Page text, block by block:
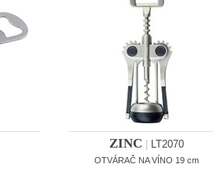
ZINC LT2070
OTVÁRAČ NA VÍNO 19 cm